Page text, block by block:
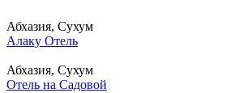
Абхазия, Сухум
Алаку Отель
Абхазия, Сухум
Отель на Садовой